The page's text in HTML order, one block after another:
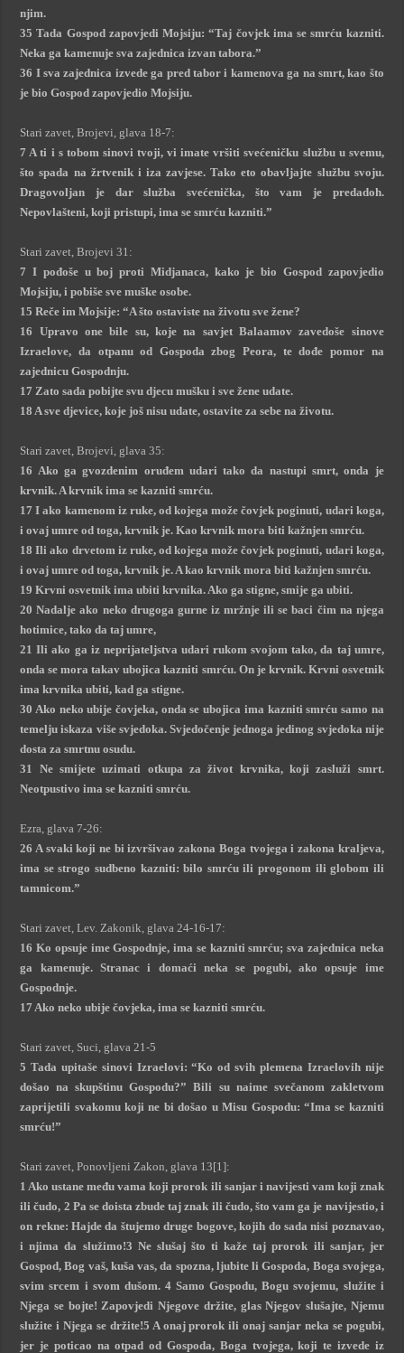
njim.
35 Tada Gospod zapovjedi Mojsiju: “Taj čovjek ima se smrću kazniti.
Neka ga kamenuje sva zajednica izvan tabora.”
36 I sva zajednica izvede ga pred tabor i kamenova ga na smrt, kao što
je bio Gospod zapovjedio Mojsiju.
Stari zavet, Brojevi, glava 18-7:
7 A ti i s tobom sinovi tvoji, vi imate vršiti svećeničku službu u svemu,
što spada na žrtvenik i iza zavjese. Tako eto obavljajte službu svoju.
Dragovoljan je dar služba svećenička, što vam je predadoh.
Nepovlašteni, koji pristupi, ima se smrću kazniti.”
Stari zavet, Brojevi 31:
7 I pođoše u boj proti Midjanaca, kako je bio Gospod zapovjedio
Mojsiju, i pobiše sve muške osobe.
15 Reče im Mojsije: “A što ostaviste na životu sve žene?
16 Upravo one bile su, koje na savjet Balaamov zavedoše sinove
Izraelove, da otpanu od Gospoda zbog Peora, te dođe pomor na
zajednicu Gospodnju.
17 Zato sada pobijte svu djecu mušku i sve žene udate.
18 A sve djevice, koje još nisu udate, ostavite za sebe na životu.
Stari zavet, Brojevi, glava 35:
16 Ako ga gvozdenim oruđem udari tako da nastupi smrt, onda je
krvnik. A krvnik ima se kazniti smrću.
17 I ako kamenom iz ruke, od kojega može čovjek poginuti, udari koga,
i ovaj umre od toga, krvnik je. Kao krvnik mora biti kažnjen smrću.
18 Ili ako drvetom iz ruke, od kojega može čovjek poginuti, udari koga,
i ovaj umre od toga, krvnik je. A kao krvnik mora biti kažnjen smrću.
19 Krvni osvetnik ima ubiti krvnika. Ako ga stigne, smije ga ubiti.
20 Nadalje ako neko drugoga gurne iz mržnje ili se baci čim na njega
hotimice, tako da taj umre,
21 Ili ako ga iz neprijateljstva udari rukom svojom tako, da taj umre,
onda se mora takav ubojica kazniti smrću. On je krvnik. Krvni osvetnik
ima krvnika ubiti, kad ga stigne.
30 Ako neko ubije čovjeka, onda se ubojica ima kazniti smrću samo na
temelju iskaza više svjedoka. Svjedočenje jednoga jedinog svjedoka nije
dosta za smrtnu osudu.
31 Ne smijete uzimati otkupa za život krvnika, koji zasluži smrt.
Neotpustivo ima se kazniti smrću.
Ezra, glava 7-26:
26 A svaki koji ne bi izvršivao zakona Boga tvojega i zakona kraljeva,
ima se strogo sudbeno kazniti: bilo smrću ili progonom ili globom ili
tamnicom.”
Stari zavet, Lev. Zakonik, glava 24-16-17:
16 Ko opsuje ime Gospodnje, ima se kazniti smrću; sva zajednica neka
ga kamenuje. Stranac i domaći neka se pogubi, ako opsuje ime
Gospodnje.
17 Ako neko ubije čovjeka, ima se kazniti smrću.
Stari zavet, Suci, glava 21-5
5 Tada upitaše sinovi Izraelovi: “Ko od svih plemena Izraelovih nije
došao na skupštinu Gospodu?” Bili su naime svečanom zakletvom
zaprijetili svakomu koji ne bi došao u Misu Gospodu: “Ima se kazniti
smrću!”
Stari zavet, Ponovljeni Zakon, glava 13[1]:
1 Ako ustane među vama koji prorok ili sanjar i navijesti vam koji znak
ili čudo, 2 Pa se doista zbude taj znak ili čudo, što vam ga je navijestio, i
on rekne: Hajde da štujemo druge bogove, kojih do sada nisi poznavao,
i njima da služimo!3 Ne slušaj što ti kaže taj prorok ili sanjar, jer
Gospod, Bog vaš, kuša vas, da spozna, ljubite li Gospoda, Boga svojega,
svim srcem i svom dušom. 4 Samo Gospodu, Bogu svojemu, služite i
Njega se bojte! Zapovjedi Njegove držite, glas Njegov slušajte, Njemu
služite i Njega se držite!5 A onaj prorok ili onaj sanjar neka se pogubi,
jer je poticao na otpad od Gospoda, Boga tvojega, koji te izvede iz